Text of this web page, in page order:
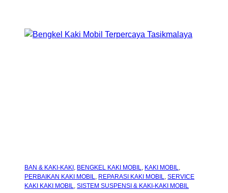
BAN & KAKI-KAKI , BENGKEL KAKI MOBIL, KAKI MOBIL
PERBAIKAN KAKI MOBIL, REPARASI KAKI MOBIL, SERVICE
KAKI KAKI MOBIL, SISTEM SUSPENSI & KAKI-KAKI MOBIL